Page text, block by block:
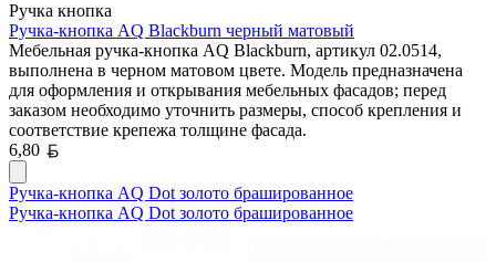
Ручка кнопка
Ручка-кнопка AQ Blackburn черный матовый
Мебельная ручка-кнопка AQ Blackburn, артикул 02.0514,
выполнена в черном матовом цвете. Модель предназначена
для оформления и открывания мебельных фасадов; перед
заказом необходимо уточнить размеры, способ крепления и
соответствие крепежа толщине фасада.
6,80
Ручка-кнопка AQ Dot золото брашированное
Ручка-кнопка AQ Dot золото брашированное